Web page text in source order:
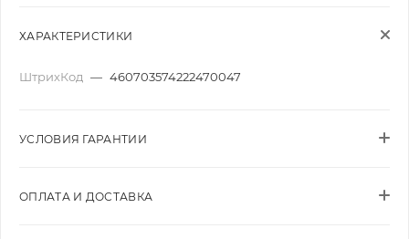
ХАРАКТЕРИСТИКИ
ШтрихКод — 460703574222470047
УСЛОВИЯ ГАРАНТИИ
ОПЛАТА И ДОСТАВКА